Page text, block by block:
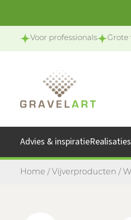
Voor professionals Grote
Advies & inspiratieRealisaties
Home / Vijverproducten /